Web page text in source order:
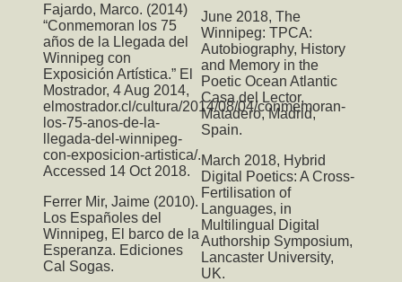
Fajardo, Marco. (2014)
“Conmemoran los 75
años de la Llegada del
Winnipeg con
Exposición Artística.” El
Mostrador, 4 Aug 2014,
elmostrador.cl/cultura/2014/08/04/conmemoran-
los-75-anos-de-la-
llegada-del-winnipeg-
con-exposicion-artistica/.
Accessed 14 Oct 2018.
Ferrer Mir, Jaime (2010).
Los Españoles del
Winnipeg, El barco de la
Esperanza. Ediciones
Cal Sogas.
June 2018, The
Winnipeg: TPCA:
Autobiography, History
and Memory in the
Poetic Ocean Atlantic
Casa del Lector,
Matadero, Madrid,
Spain.
March 2018, Hybrid
Digital Poetics: A Cross-
Fertilisation of
Languages, in
Multilingual Digital
Authorship Symposium,
Lancaster University,
UK.